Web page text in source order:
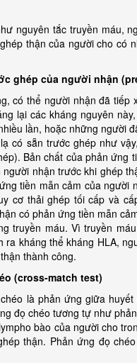
tắc truyền máu,
thận của người cho có
ghép của người nhận
người nhận đã tiếp
lại các kháng nguyên
lần, hoặc những người
có sẵn trước ghép như
Bản chất của phản ứng
nhận trước khi ghép
tiền mẫn cảm của
cơ thải ghép tối cấp và
có phản ứng tiền mẫn
truyền máu. Vì truyền
ra kháng thể kháng HLA,
thành công.
(cross-match test)
phản ứng giữa huyết
đọ chéo tương tự như
bào của người cho
thận. Phản ứng đọ